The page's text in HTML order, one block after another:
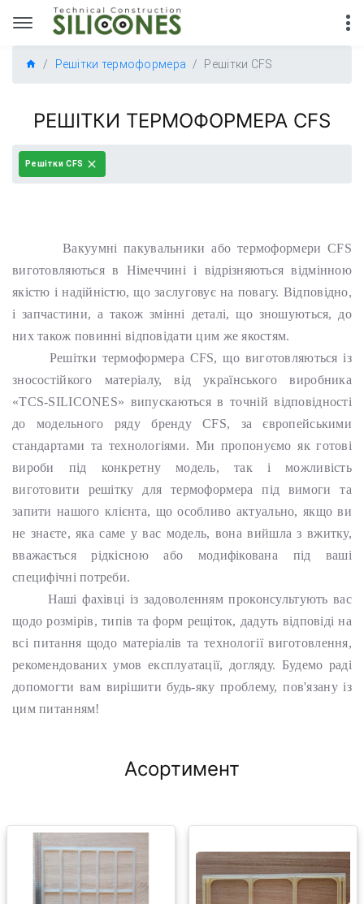
Решітки термоформера Решітки CFS
РЕШІТКИ ТЕРМОФОРМЕРА CFS
Решітки CFS
Вакуумні пакувальники або термоформери CFS
виготовляються в Німеччині і відрізняються відмінною
якістю і надійністю, що заслуговує на повагу. Відповідно,
і запчастини, а також змінні деталі, що зношуються, до
них також повинні відповідати цим же якостям.
Решітки термоформера CFS, що виготовляються із
зносостійкого матеріалу, від українського виробника
«TCS-SILICONES» випускаються в точній відповідності
до модельного ряду бренду CFS, за європейськими
стандартами та технологіями. Ми пропонуємо як готові
вироби під конкретну модель, так і можливість
виготовити решітку для термоформера під вимоги та
запити нашого клієнта, що особливо актуально, якщо ви
не знаєте, яка саме у вас модель, вона вийшла з вжитку,
вважається рідкісною або модифікована під ваші
специфічні потреби.
Наші фахівці із задоволенням проконсультують вас
щодо розмірів, типів та форм рещіток, дадуть відповіді на
всі питання щодо матеріалів та технології виготовлення,
рекомендованих умов експлуатації, догляду. Будемо раді
допомогти вам вирішити будь-яку проблему, пов'язану із
цим питанням!
Асортимент